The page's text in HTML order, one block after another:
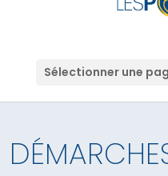
Sélectionner une